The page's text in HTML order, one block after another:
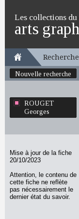
Les collections du
arts
Nouvelle recherche
ROUGET
Georges
Mise à jour de la fiche
20/10/2023
Attention, le contenu de
cette fiche ne reflète
pas nécessairement le
dernier état du savoir.